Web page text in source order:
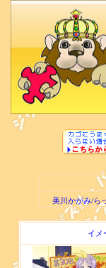
美川かがみ/ら
イメ